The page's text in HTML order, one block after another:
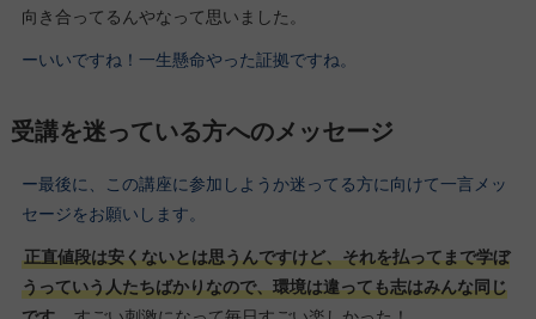
向き合ってるんやなって思いました。
ーいいですね！一生懸命やった証拠ですね。
受講を迷っている方へのメッセージ
ー最後に、この講座に参加しようか迷ってる方に向けて一言メッ
セージをお願いします。
正直値段は安くないとは思うんですけど、それを払ってまで学ぼ
うっていう人たちばかりなので、環境は違っても志はみんな同じ